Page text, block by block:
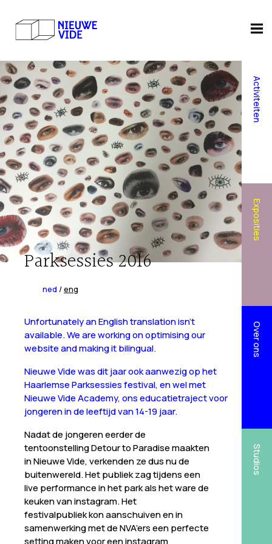
Parksessies 2016
ned /eng
Unfortunately an English translation isn’t
available. We are working on optimising our
website and making it bilingual.
Nieuwe Vide was dit jaar ook aanwezig op het
Haarlemse Parksessies festival, en wel met
Nieuwe Vide Academy, ons educatietraject voor
jongeren in de leeftijd van 14-19 jaar.
Nadat de jongeren eerder de
tentoonstelling Detour to Paradise maakten
in Nieuwe Vide, verkenden ze dus nu de
buitenwereld. Het publiek zag tijdens een
live performance in het park als het ware de
keuken van instagram. Het
festivalpubliek kon aanschuiven en in
samenwerking met de NVA’ers een perfecte
setting maken voor een instagram
Activiteiten
Exposities
Over ons
Studios